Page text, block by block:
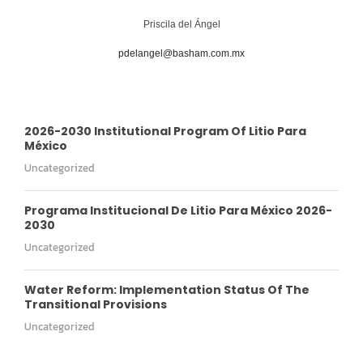
Priscila del Ángel
pdelangel@basham.com.mx
2026-2030 Institutional Program Of Litio Para
México
Uncategorized
Programa Institucional De Litio Para México 2026-
2030
Uncategorized
Water Reform: Implementation Status Of The
Transitional Provisions
Uncategorized